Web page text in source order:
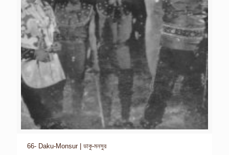
66- Daku-Monsur | ডাকু-মনসুর